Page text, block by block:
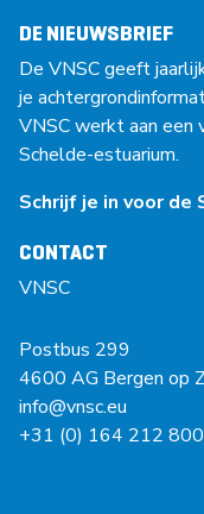
DE NIEUWSBRIEF
De VNSC geeft
je
VNSC werkt aan een
Schelde-estuarium.
Schrijf je in voor
CONTACT
VNSC
Postbus 299
4600 AG Bergen op
info@vnsc.eu
+31 (0) 164 212 800